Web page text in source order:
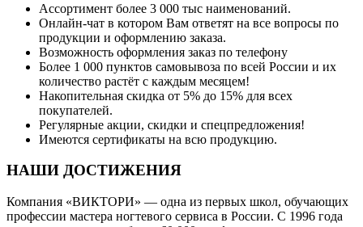
Ассортимент более 3 000 тыс наименований.
Онлайн-чат в котором Вам ответят на все вопросы по
продукции и оформлению заказа.
Возможность оформления заказ по телефону
Более 1 000 пунктов самовывоза по всей России и их
количество растёт с каждым месяцем!
Накопительная скидка от 5% до 15% для всех
покупателей.
Регулярные акции, скидки и спецпредложения!
Имеются сертификаты на всю продукцию.
НАШИ ДОСТИЖЕНИЯ
Компания «ВИКТОРИ» — одна из первых школ, обучающих
профессии мастера ногтевого сервиса в России. С 1996 года